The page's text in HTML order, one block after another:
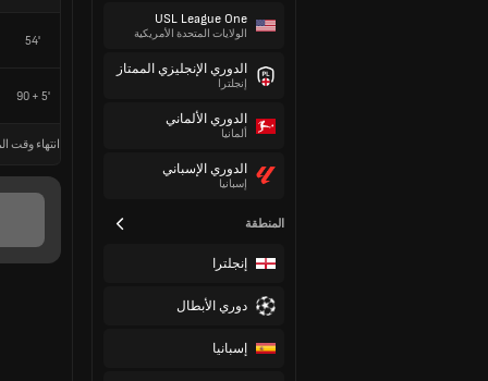
USL League One
الولايات المتحدة الأمريكية
الدوري الإنجليزي الممتاز
إنجلترا
الدوري الألماني
ألمانيا
الدوري الإسباني
إسبانيا
المنطقة
إنجلترا
دوري الأبطال
إسبانيا
54'
90 + 5'
انتهاء وقت